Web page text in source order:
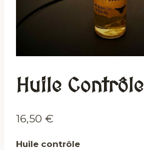
Huile Contrôle
16,50 €
Huile contrôle